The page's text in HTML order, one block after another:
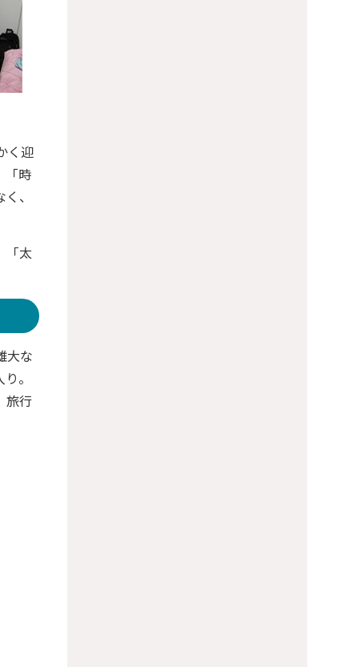
く迎
「時
、
「太
大な
。
旅行